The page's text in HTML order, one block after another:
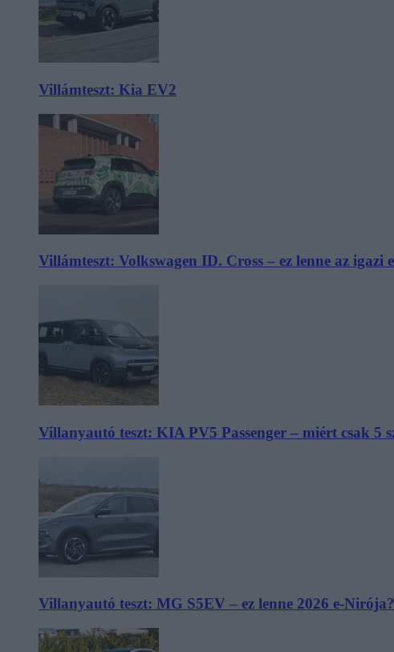
Villámteszt: Kia EV2
Villámteszt: Volkswagen ID. Cross – ez lenne az igazi
Villanyautó teszt: KIA PV5 Passenger – miért csak 5
Villanyautó teszt: MG S5EV – ez lenne 2026 e-Nirója?